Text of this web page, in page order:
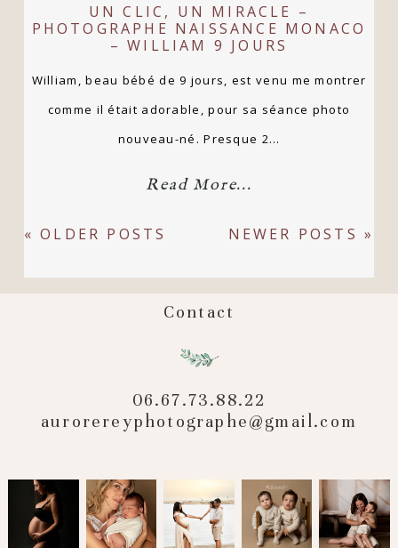
UN CLIC, UN MIRACLE –
PHOTOGRAPHE NAISSANCE MONACO
– WILLIAM 9 JOURS
William, beau bébé de 9 jours, est venu me montrer
comme il était adorable, pour sa séance photo
nouveau-né. Presque 2…
Read More...
« OLDER POSTS NEWER POSTS »
Contact
06.67.73.88.22
aurorereyphotographe@gmail.com